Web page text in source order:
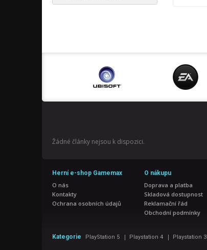
Žádné články nejsou k dispozici.
Herní e-shop Gamemax
O nás
Kontakty
Ochrana osobních údajů
O nákupu
Doprava a platba
Skladová dostupnost
Reklamační řád
Obchodní podmínky
Kategorie PlayStation 5 | Playstation 4 | Playstation 3